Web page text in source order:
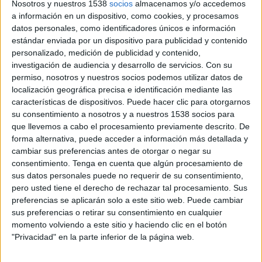
Nosotros y nuestros 1538 socios almacenamos y/o accedemos
a información en un dispositivo, como cookies, y procesamos
datos personales, como identificadores únicos e información
estándar enviada por un dispositivo para publicidad y contenido
personalizado, medición de publicidad y contenido,
investigación de audiencia y desarrollo de servicios. Con su
permiso, nosotros y nuestros socios podemos utilizar datos de
localización geográfica precisa e identificación mediante las
características de dispositivos. Puede hacer clic para otorgarnos
su consentimiento a nosotros y a nuestros 1538 socios para
que llevemos a cabo el procesamiento previamente descrito. De
forma alternativa, puede acceder a información más detallada y
cambiar sus preferencias antes de otorgar o negar su
consentimiento. Tenga en cuenta que algún procesamiento de
sus datos personales puede no requerir de su consentimiento,
pero usted tiene el derecho de rechazar tal procesamiento. Sus
preferencias se aplicarán solo a este sitio web. Puede cambiar
sus preferencias o retirar su consentimiento en cualquier
momento volviendo a este sitio y haciendo clic en el botón
"Privacidad" en la parte inferior de la página web.
 Anunciantes-Agencias
 Las agencias en Cataluña
Agencias más galardonadas
 Entrevistas
40
Agencias de publicidad participantes:
AD 180, Atlético International, Bap &
Conde, Bassat, Contrapunto, DDB España,
DraftFCB, Engloba, Estimado José Alfredo,
Euro RSCG, FMRG, Grey, Ingenia, McCann
Erickson, Publicis, Publicis Casadevall
Pedreño García, Ruiz Nicoli Líneas,
Shackleton, Strategias Creativas, Tapsa,
TBWA\España, Vitruvio Leo Burnett,